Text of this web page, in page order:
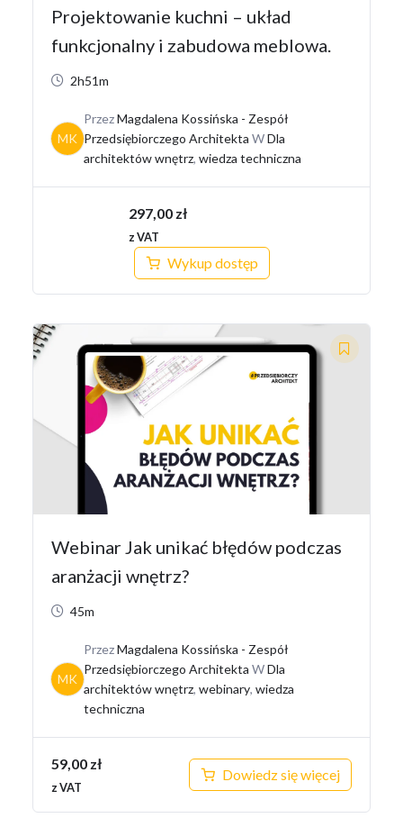
Projektowanie kuchni – układ
funkcjonalny i zabudowa meblowa.
2h51m
MK
PrzezMagdalena Kossińska - Zespół
Przedsiębiorczego Architekta WDla
architektów wnętrz, wiedza techniczna
297,00 zł
z VAT
Wykup dostęp
Webinar Jak unikać błędów podczas
aranżacji wnętrz?
45m
MK
PrzezMagdalena Kossińska - Zespół
Przedsiębiorczego Architekta WDla
architektów wnętrz, webinary, wiedza
techniczna
59,00 zł
z VAT
Dowiedz się więcej